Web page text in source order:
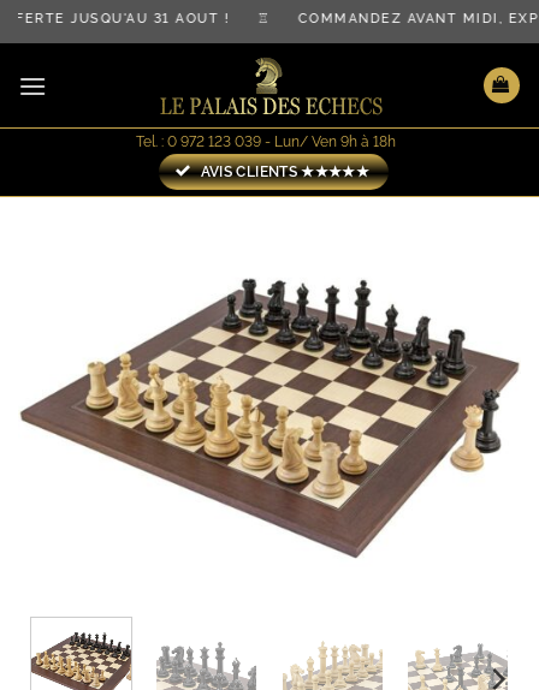
Passer
au
contenu
JUSQU'AU 31 AOÛT ! ♖ COMMANDEZ AVANT MIDI,
Tel. : 0 972 123 039 - Lun/ Ven 9h à 18h
AVIS CLIENTS ★★★★★